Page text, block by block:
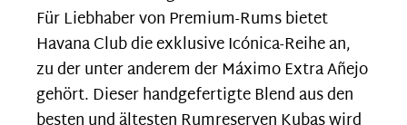
Für Liebhaber von Premium-Rums bietet
Havana Club die exklusive Icónica-Reihe an,
zu der unter anderem der Máximo Extra Añejo
gehört. Dieser handgefertigte Blend aus den